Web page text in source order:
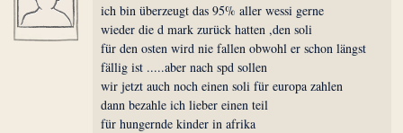
ich bin überzeugt das 95% aller wessi gerne
wieder die d mark zurück hatten ,den soli
für den osten wird nie fallen obwohl er schon längst
fällig ist .....aber nach spd sollen
wir jetzt auch noch einen soli für europa zahlen
dann bezahle ich lieber einen teil
für hungernde kinder in afrika